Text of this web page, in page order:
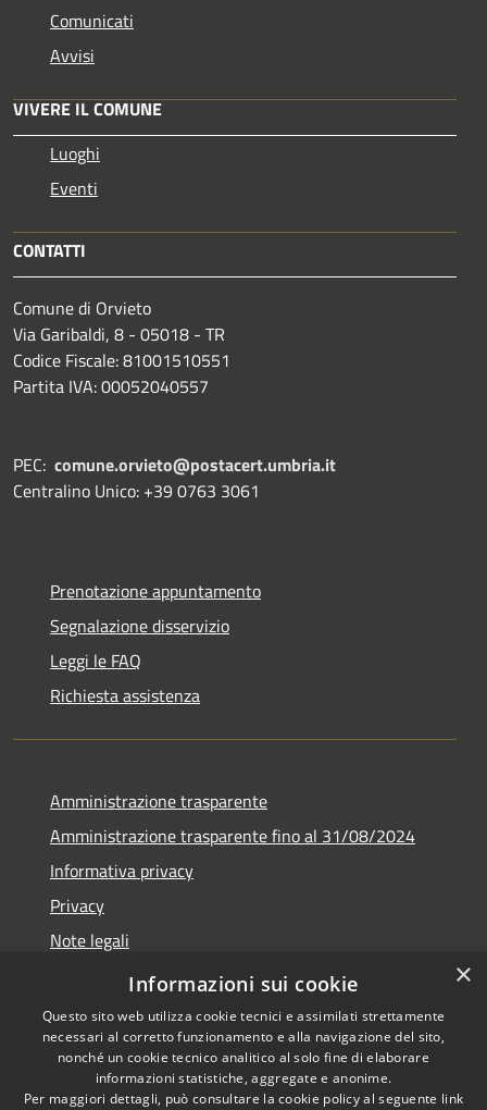
Comunicati
Avvisi
VIVERE IL COMUNE
Luoghi
Eventi
CONTATTI
Comune di Orvieto
Via Garibaldi, 8 - 05018 - TR
Codice Fiscale: 81001510551
Partita IVA: 00052040557
PEC: comune.orvieto@postacert.umbria.it
Centralino Unico: +39 0763 3061
Prenotazione appuntamento
Segnalazione disservizio
Leggi le FAQ
Richiesta assistenza
Amministrazione trasparente
Amministrazione trasparente fino al 31/08/2024
Informativa privacy
Privacy
Note legali
Dichiarazione di accessibilità
Copyright © 2026 • Comune di
×
Informazioni sui cookie
Questo sito web utilizza cookie tecnici e assimilati strettamente
necessari al corretto funzionamento e alla navigazione del sito,
nonché un cookie tecnico analitico al solo fine di elaborare
informazioni statistiche, aggregate e anonime.
Per maggiori dettagli, può consultare la cookie policy al seguente link